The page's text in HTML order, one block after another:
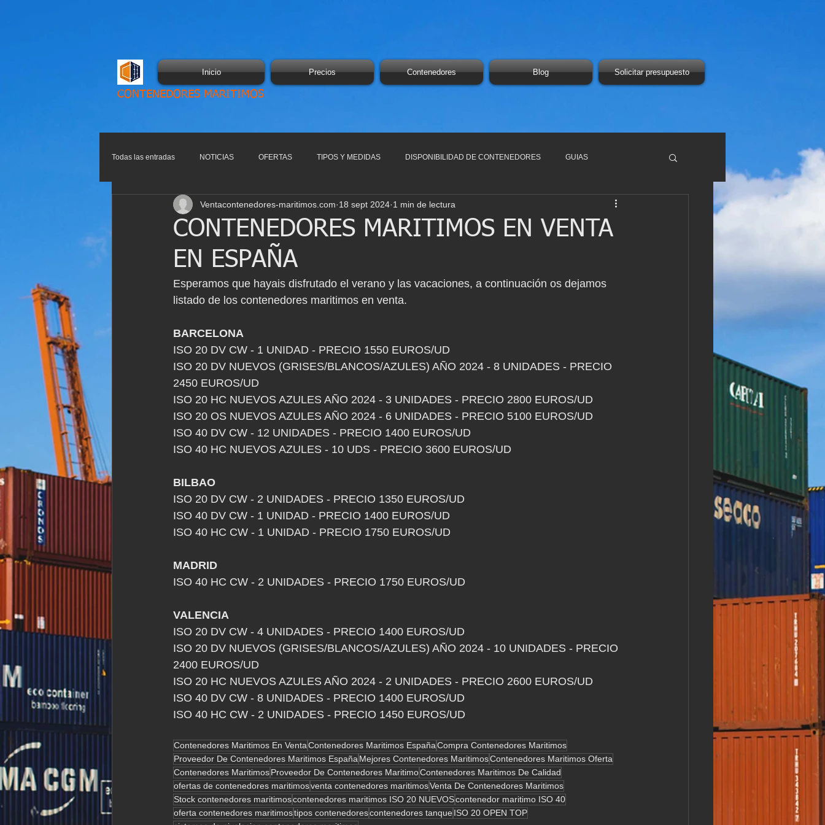
Inicio Precios Contenedores Blog Solicitar presupuesto
CONTENEDORES MARITIMOS
Todas las entradas NOTICIAS OFERTAS TIPOS Y MEDIDAS DISPONIBILIDAD DE CONTENEDORES GUIAS
CONTENEDORES MARITIMOS EN VENTA
EN ESPAÑA
Ventacontenedores-maritimos.com 18 sept 2024 1 min de lectura
Esperamos que hayais disfrutado el verano y las vacaciones, a continuación os dejamos
listado de los contenedores maritimos en venta.
BARCELONA
ISO 20 DV CW - 1 UNIDAD - PRECIO 1550 EUROS/UD
ISO 20 DV NUEVOS (GRISES/BLANCOS/AZULES) AÑO 2024 - 8 UNIDADES - PRECIO
2450 EUROS/UD
ISO 20 HC NUEVOS AZULES AÑO 2024 - 3 UNIDADES - PRECIO 2800 EUROS/UD
ISO 20 OS NUEVOS AZULES AÑO 2024 - 6 UNIDADES - PRECIO 5100 EUROS/UD
ISO 40 DV CW - 12 UNIDADES - PRECIO 1400 EUROS/UD
ISO 40 HC NUEVOS AZULES - 10 UDS - PRECIO 3600 EUROS/UD
BILBAO
ISO 20 DV CW - 2 UNIDADES - PRECIO 1350 EUROS/UD
ISO 40 DV CW - 1 UNIDAD - PRECIO 1400 EUROS/UD
ISO 40 HC CW - 1 UNIDAD - PRECIO 1750 EUROS/UD
MADRID
ISO 40 HC CW - 2 UNIDADES - PRECIO 1750 EUROS/UD
VALENCIA
ISO 20 DV CW - 4 UNIDADES - PRECIO 1400 EUROS/UD
ISO 20 DV NUEVOS (GRISES/BLANCOS/AZULES) AÑO 2024 - 10 UNIDADES - PRECIO
2400 EUROS/UD
ISO 20 HC NUEVOS AZULES AÑO 2024 - 2 UNIDADES - PRECIO 2600 EUROS/UD
ISO 40 DV CW - 8 UNIDADES - PRECIO 1400 EUROS/UD
ISO 40 HC CW - 2 UNIDADES - PRECIO 1450 EUROS/UD
Contenedores Maritimos En VentaContenedores Maritimos EspañaCompra Contenedores Maritimos
Proveedor De Contenedores Maritimos España Mejores Contenedores MaritimosContenedores Maritimos Oferta
Contenedores MaritimosProveedor De Contenedores MaritimoContenedores Maritimos De Calidad
ofertas de contenedores maritimosventa contenedores maritimosVenta De Contenedores Maritimos
Stock contenedores maritimoscontenedores maritimos ISO 20 NUEVOScontenedor maritimo ISO 40
oferta contenedores maritimostipos contenedorescontenedores tanque ISO 20 OPEN TOP